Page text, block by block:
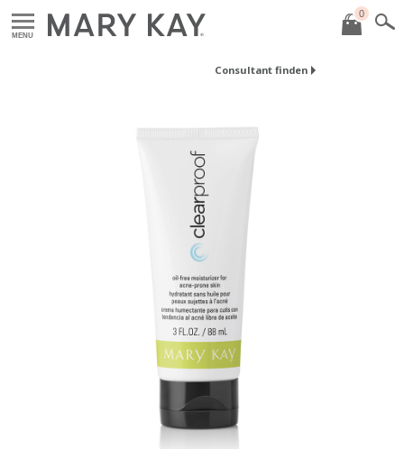
MENU
0
Consultant finden